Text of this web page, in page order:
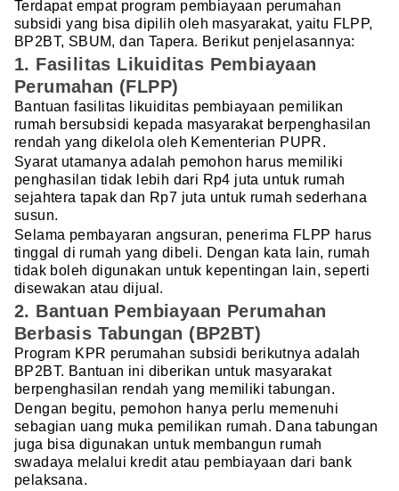
Terdapat empat program pembiayaan perumahan
subsidi yang bisa dipilih oleh masyarakat, yaitu FLPP,
BP2BT, SBUM, dan Tapera. Berikut penjelasannya:
1. Fasilitas Likuiditas Pembiayaan
Perumahan (FLPP)
Bantuan fasilitas likuiditas pembiayaan pemilikan
rumah bersubsidi kepada masyarakat berpenghasilan
rendah yang dikelola oleh Kementerian PUPR.
Syarat utamanya adalah pemohon harus memiliki
penghasilan tidak lebih dari Rp4 juta untuk rumah
sejahtera tapak dan Rp7 juta untuk rumah sederhana
susun.
Selama pembayaran angsuran, penerima FLPP harus
tinggal di rumah yang dibeli. Dengan kata lain, rumah
tidak boleh digunakan untuk kepentingan lain, seperti
disewakan atau dijual.
2. Bantuan Pembiayaan Perumahan
Berbasis Tabungan (BP2BT)
Program KPR perumahan subsidi berikutnya adalah
BP2BT. Bantuan ini diberikan untuk masyarakat
berpenghasilan rendah yang memiliki tabungan.
Dengan begitu, pemohon hanya perlu memenuhi
sebagian uang muka pemilikan rumah. Dana tabungan
juga bisa digunakan untuk membangun rumah
swadaya melalui kredit atau pembiayaan dari bank
pelaksana.